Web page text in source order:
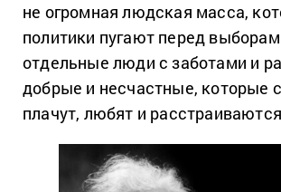
не огромная людская масса,
политики пугают перед
отдельные люди с заботами и
добрые и несчастные, которые
плачут, любят и